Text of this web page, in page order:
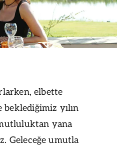
elbette
beklediğimiz yılın
yana
Geleceğe umutla